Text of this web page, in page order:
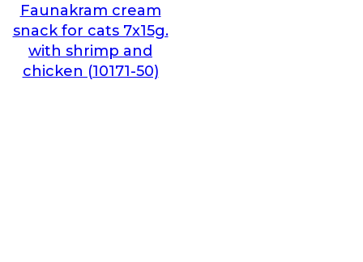
Faunakram cream
snack for cats 7x15g.
with shrimp and
chicken (10171-50)